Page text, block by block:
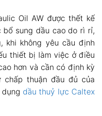
Oil AW được thết kế
sung dầu cao do rì rỉ,
khi không yêu cầu định
thiết bị làm việc ở điều
hơn và cần có định kỳ
thuận đầu đủ của
dầu thuỷ lực Caltex